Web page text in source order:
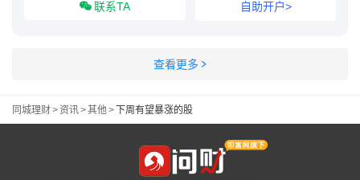
联系TA 自助开户>
查看更多
同城理财>资讯>其他> 下周有望暴涨的股